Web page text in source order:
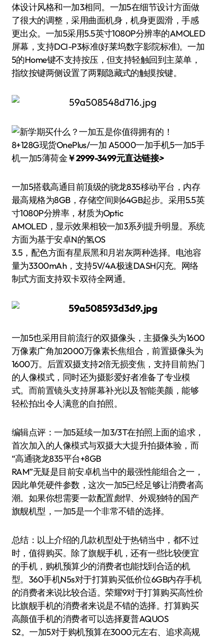
体设计风格和一加3相同。一加5在细节设计方面做
了很大的调整，采用曲面机身，机身更圆滑，手感
更出众。一加5采用5.5英寸1080P分辨率的AMOLED
屏幕，支持DCI-P3标准(好莱坞数字影院标准)。一加
5的Home键不支持按压，但支持轻触回到主菜单，
指纹按键两侧设置了两颗隐藏式的触摸按键。
8+128G现货OnePlus/一加 A5000一加手机5一加5手
机一加5薄荷金￥2999-3499元直达链接>
一加5搭载高通目前顶级的骁龙835移动平台，内存
最高规格为8GB，存储空间则64GB起步。采用5.5英
寸1080P分辨率，材质为Optic
AMOLED，显示效果相较一加3系列提升明显。系统
方面为基于安卓N的氢OS
3.5，配色方面有星辰黑和月岩灰两种选择。电池容
量为3300mAh，支持5V/4A极速DASH闪充。网络
制式方面支持双卡双待全网通。
一加5也采用目前流行的双摄像头，主摄像头为1600
万像素广角加2000万像素长焦组合，前置摄像头为
1600万。后置双摄支持2倍无损变焦，支持目前热门
的人像模式，同时还为摄影爱好者准备了专业模
式。而前置镜头支持屏幕补光以及智能美颜，能够
轻松拍出令人满意的自拍照。
编辑点评：一加5延续一加3/3T在拍照上面的追求，
首次加入的人像模式与双摄大大提升拍摄体验，而
“高通骁龙835平台+8GB
RAM”无疑是目前安卓机当中的最强性能组合之一，
因此单凭硬件参数，这次一加5已经足够让消费者高
潮。如果你想需要一款配置彪悍、外观独特的国产
旗舰机型，一加5是一个非常不错的选择。
总结：以上介绍的几款机型处于热销当中，都不过
时，值得购买。除了旗舰手机，还有一些比较便宜
的手机，购机预算少的消费者也能找到合适的机
型。360手机N5s对于打算购买低价位6GB内存手机
的消费者来说比较合适。荣耀9对于打算购买高性价
比旗舰手机的消费者来说是不错的选择。打算购买
高颜值手机的消费者可以选择夏普AQUOS
S2。一加5对于购机预算在3000元左右、追求高规